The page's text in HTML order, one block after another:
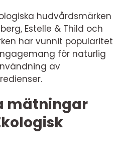
hudvårdsmärken
Estelle & Thild och
har vunnit popularitet
för naturlig
av
mätningar